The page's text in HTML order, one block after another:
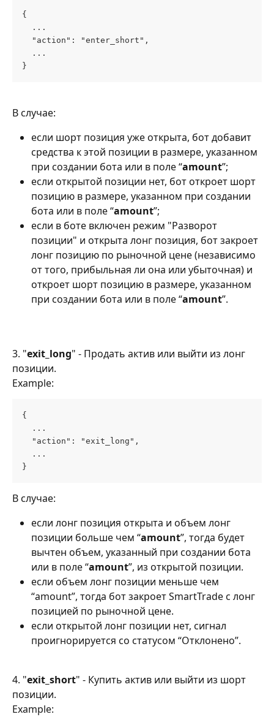
{
  ...
  "action": "enter_short",
  ...
}
В случае:
если шорт позиция уже открыта, бот добавит
средства к этой позиции в размере, указанном
при создании бота или в поле “amount”;
если открытой позиции нет, бот откроет шорт
позицию в размере, указанном при создании
бота или в поле “amount”;
если в боте включен режим "Разворот
позиции" и открыта лонг позиция, бот закроет
лонг позицию по рыночной цене (независимо
от того, прибыльная ли она или убыточная) и
откроет шорт позицию в размере, указанном
при создании бота или в поле “amount”.
3. "exit_long" - Продать актив или выйти из лонг
позиции.
Example:
{
  ...
  "action": "exit_long",
  ...
}
В случае:
если лонг позиция открыта и объем лонг
позиции больше чем “amount”, тогда будет
вычтен объем, указанный при создании бота
или в поле “amount”, из открытой позиции.
если объем лонг позиции меньше чем
“amount”, тогда бот закроет SmartTrade с лонг
позицией по рыночной цене.
если открытой лонг позиции нет, сигнал
проигнорируется со статусом “Отклонено”.
4. "exit_short" - Купить актив или выйти из шорт
позиции.
Example: